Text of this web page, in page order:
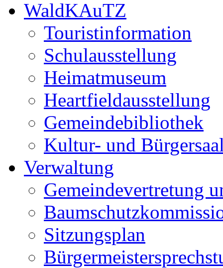
WaldKAuTZ
Touristinformation
Schulausstellung
Heimatmuseum
Heartfieldausstellung
Gemeindebibliothek
Kultur- und
Verwaltung
Gemeindevertretung
Sitzungsplan